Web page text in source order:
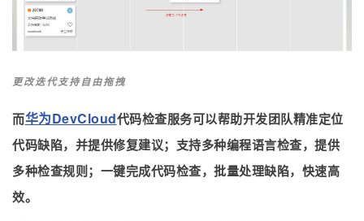
更改迭代支持自由拖拽
而华为DevCloud代码检查服务可以帮助开发团队精准定位
代码缺陷，并提供修复建议；支持多种编程语言检查，提供
多种检查规则；一键完成代码检查，批量处理缺陷，快速高
效。